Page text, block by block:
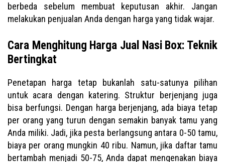
berbeda sebelum membuat keputusan akhir. Jangan
melakukan penjualan Anda dengan harga yang tidak wajar.
Cara Menghitung Harga Jual Nasi Box: Teknik
Bertingkat
Penetapan harga tetap bukanlah satu-satunya pilihan
untuk acara dengan katering. Struktur berjenjang juga
bisa berfungsi. Dengan harga berjenjang, ada biaya tetap
per orang yang turun dengan semakin banyak tamu yang
Anda miliki. Jadi, jika pesta berlangsung antara 0-50 tamu,
biaya per orang mungkin 40 ribu. Namun, jika daftar tamu
bertambah menjadi 50-75, Anda dapat mengenakan biaya